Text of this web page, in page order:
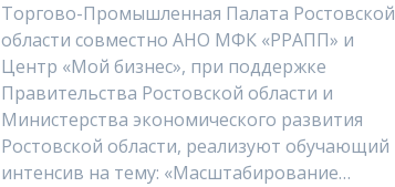
Торгово-Промышленная Палата Ростовской
области совместно АНО МФК «РРАПП» и
Центр «Мой бизнес», при поддержке
Правительства Ростовской области и
Министерства экономического развития
Ростовской области, реализуют обучающий
интенсив на тему: «Масштабирование…